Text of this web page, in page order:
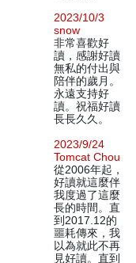
2023/10/3
snow
非常喜歡好
讀，感謝好讀
無私的付出與
陪伴的歲月。
永遠支持好
讀。祝福好讀
長長久久。
2023/9/24
Tomcat Chou
從2006年起，
好讀就這麼伴
我度過了這麼
長的時間。直
到2017.12的
噩耗傳來，我
以為就此不再
見好讀。直到